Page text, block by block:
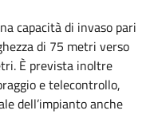
capacità di invaso pari
di 75 metri verso
È prevista inoltre
e telecontrollo,
dell’impianto anche